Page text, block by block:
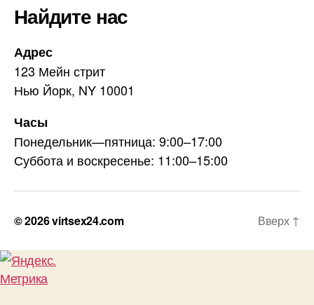
Найдите нас
Адрес
123 Мейн стрит
Нью Йорк, NY 10001
Часы
Понедельник—пятница: 9:00–17:00
Суббота и воскресенье: 11:00–15:00
© 2026virtsex24.com Вверх ↑